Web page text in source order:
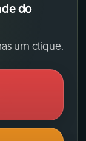
do
um clique.